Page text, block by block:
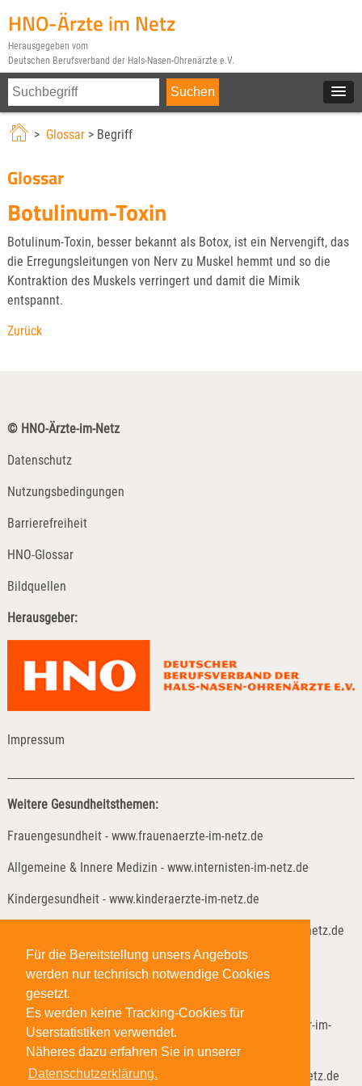
Für die Bereitstellung unsers Angebots
werden nur technisch notwendige Cookies
gesetzt.
Es werden keine Tracking-Cookies für
Userstatistiken verwendet.
Näheres dazu erfahren Sie in unserer
Datenschutzerklärung.
HNO-Ärzte im Netz
Herausgegeben vom
Deutschen Berufsverband der Hals-Nasen-Ohrenärzte e.V.
> Glossar> Begriff
Glossar
Botulinum-Toxin
Botulinum-Toxin, besser bekannt als Botox, ist ein Nervengift, das
die Erregungsleitungen von Nerv zu Muskel hemmt und so die
Kontraktion des Muskels verringert und damit die Mimik
entspannt.
Zurück
© HNO-Ärzte-im-Netz
Datenschutz
Nutzungsbedingungen
Barrierefreiheit
HNO-Glossar
Bildquellen
Herausgeber:
Impressum
Weitere Gesundheitsthemen:
Frauengesundheit - www.frauenaerzte-im-netz.de
Allgemeine & Innere Medizin - www.internisten-im-netz.de
Kindergesundheit - www.kinderaerzte-im-netz.de
Kinder- und Jugendreha - www.kinder-und-jugendreha-im-netz.de
Weitere Gesundheitsthemen:
Lungenheilkunde - www.lungenaerzte-im-netz.de
Neurologie & Psychiatrie - www.neurologen-und-psychiater-im-
netz.org
Anästhesie & Schmerzmedizin - www.anaesthesisten-im-netz.de